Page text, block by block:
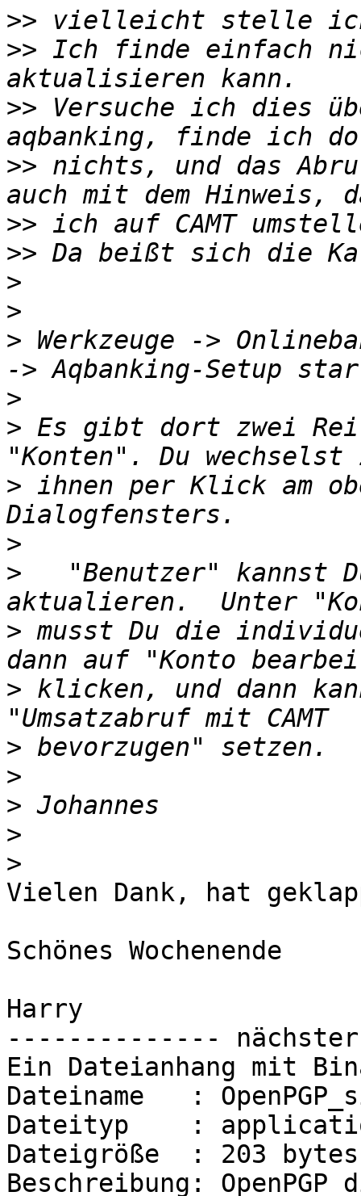
>>
>> Ich finde einfach
>> Versuche ich dies
>> nichts, und das
>>
>>
>
>
> Werkzeuge ->
>
> Es gibt dort zwei
> ihnen per Klick am
>
>
"Benutzer" kannst
> musst Du die
> klicken, und dann
>
>
>
>
>
Vielen Dank, hat
Schönes Wochenende
Harry
--------------
Ein Dateianhang mit
Dateiname   :
Dateityp    :
Dateigröße  : 203 bytes
Beschreibung: